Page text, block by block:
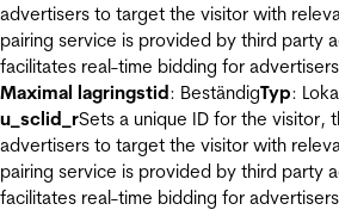
advertisers to target the visitor with
pairing service is provided by third party
facilitates real-time bidding for
Maximal lagringstid: BeständigTyp:
u_sclid_rSets a unique ID for the visitor,
advertisers to target the visitor with
pairing service is provided by third party
facilitates real-time bidding for